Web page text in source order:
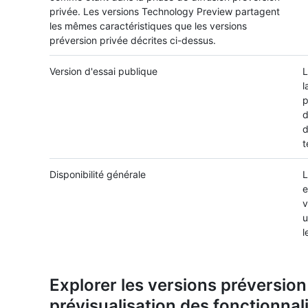
privée. Les versions Technology Preview partagent
les mêmes caractéristiques que les versions
préversion privée décrites ci-dessus.
Version d'essai publique
Disponibilité générale
Explorer les versions